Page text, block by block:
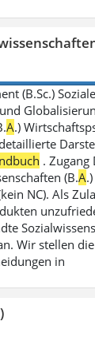
(B.Sc.)
A.)
. Zugang
(B.A
NC). Als
Wir stellen
in